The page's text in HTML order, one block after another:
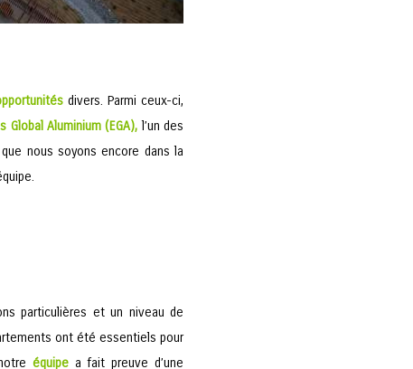
divers. Parmi ceux-ci,
Global Aluminium (EGA),l’un des
nous soyons encore dans la
particulières et un niveau de
ont été essentiels pour
équipe a fait preuve d’une